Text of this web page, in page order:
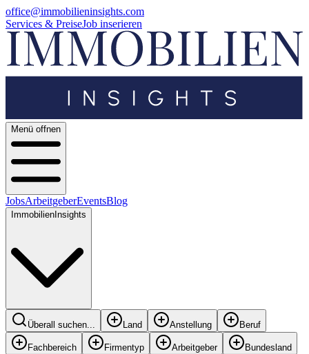
office@immobilieninsights.com
Services & PreiseJob inserieren
Menü offnen
JobsArbeitgeberEventsBlog
ImmobilienInsights
Überall suchen... Land Anstellung Beruf
Fachbereich Firmentyp Arbeitgeber Bundesland